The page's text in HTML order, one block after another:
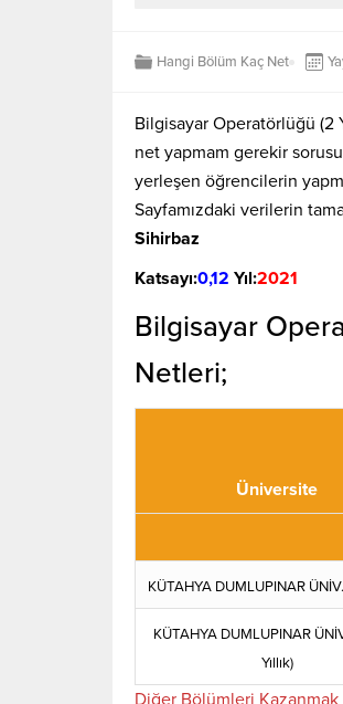
Hangi Bölüm Kaç Net
Bilgisayar Operatörlüğü (2
net yapmam gerekir
yerleşen öğrencilerin
Sayfamızdaki verilerin
Sihirbaz
Katsayı:0,12 Yıl:2021
Bilgisayar
Netleri;
Üniversite
KÜTAHYA DUMLUPINAR ÜNİV.
KÜTAHYA DUMLUPINAR
Yıllık)